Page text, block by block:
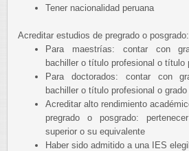
Tener nacionalidad peruana
Acreditar estudios de pregrado o posgrado:
Para maestrías: contar con
bachiller o título profesional o título
Para doctorados: contar con
bachiller o título profesional o
Acreditar alto rendimiento
pregrado o posgrado:
superior o su equivalente
Haber sido admitido a una IES